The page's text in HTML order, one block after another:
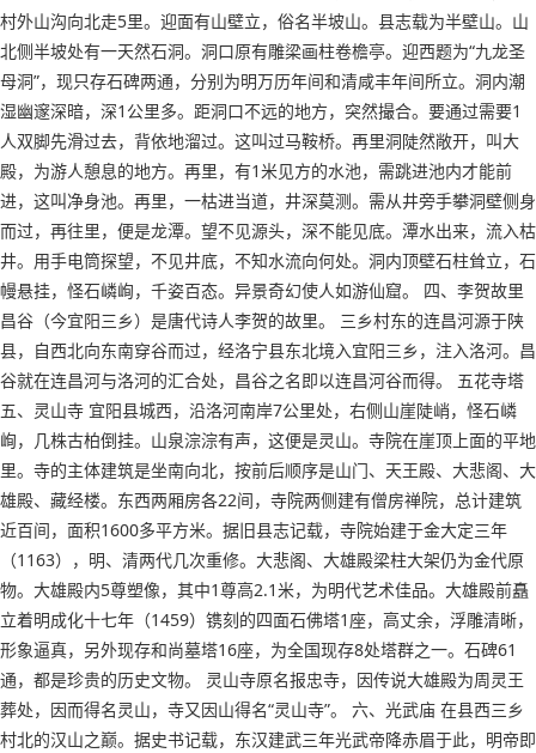
村外山沟向北走5里。迎面有山壁立，俗名半坡山。县志载为半壁山。山
北侧半坡处有一天然石洞。洞口原有雕梁画柱卷檐亭。迎西题为“九龙圣
母洞”，现只存石碑两通，分别为明万历年间和清咸丰年间所立。洞内潮
湿幽邃深暗，深1公里多。距洞口不远的地方，突然撮合。要通过需要1
人双脚先滑过去，背依地溜过。这叫过马鞍桥。再里洞陡然敞开，叫大
殿，为游人憩息的地方。再里，有1米见方的水池，需跳进池内才能前
进，这叫净身池。再里，一枯进当道，井深莫测。需从井旁手攀洞壁侧身
而过，再往里，便是龙潭。望不见源头，深不能见底。潭水出来，流入枯
井。用手电筒探望，不见井底，不知水流向何处。洞内顶壁石柱耸立，石
幔悬挂，怪石嶙峋，千姿百态。异景奇幻使人如游仙窟。 四、李贺故里
昌谷（今宜阳三乡）是唐代诗人李贺的故里。 三乡村东的连昌河源于陕
县，自西北向东南穿谷而过，经洛宁县东北境入宜阳三乡，注入洛河。昌
谷就在连昌河与洛河的汇合处，昌谷之名即以连昌河谷而得。 五花寺塔
五、灵山寺 宜阳县城西，沿洛河南岸7公里处，右侧山崖陡峭，怪石嶙
峋，几株古柏倒挂。山泉淙淙有声，这便是灵山。寺院在崖顶上面的平地
里。寺的主体建筑是坐南向北，按前后顺序是山门、天王殿、大悲阁、大
雄殿、藏经楼。东西两厢房各22间，寺院两侧建有僧房禅院，总计建筑
近百间，面积1600多平方米。据旧县志记载，寺院始建于金大定三年
（1163），明、清两代几次重修。大悲阁、大雄殿梁柱大架仍为金代原
物。大雄殿内5尊塑像，其中1尊高2.1米，为明代艺术佳品。大雄殿前矗
立着明成化十七年（1459）镌刻的四面石佛塔1座，高丈余，浮雕清晰，
形象逼真，另外现存和尚墓塔16座，为全国现存8处塔群之一。石碑61
通，都是珍贵的历史文物。 灵山寺原名报忠寺，因传说大雄殿为周灵王
葬处，因而得名灵山，寺又因山得名“灵山寺”。 六、光武庙 在县西三乡
村北的汉山之巅。据史书记载，东汉建武三年光武帝降赤眉于此，明帝即